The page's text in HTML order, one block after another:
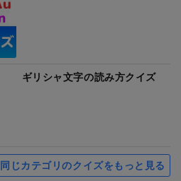
ギリシャ文字の読み方クイズ
同じカテゴリのクイズをもっと見る